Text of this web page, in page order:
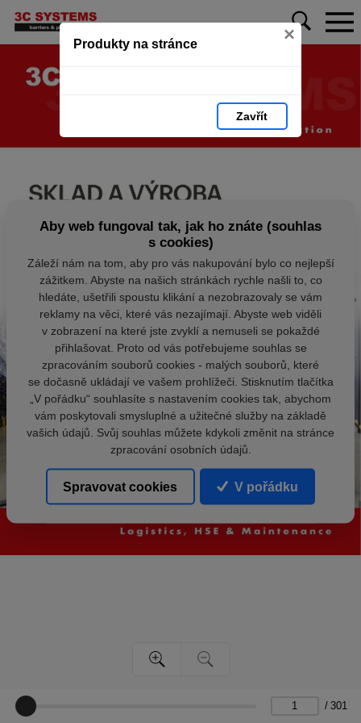
Produkty na stránce ×
Zavřít
/ 301
Aby web fungoval tak, jak ho znáte (souhlas
s cookies)
Záleží nám na tom, aby pro vás nakupování bylo co nejlepší
zážitkem. Abyste na našich stránkách rychle našli to, co
hledáte, ušetřili spoustu klikání a nezobrazovaly se vám
reklamy na věci, které vás nezajímají. Abyste web viděli
v zobrazení na které jste zvyklí a nemuseli se pokaždé
přihlašovat. Proto od vás potřebujeme souhlas se
zpracováním souborů cookies - malých souborů, které
se dočasně ukládají ve vašem prohlížeči. Stisknutím tlačítka
„V pořádku“ souhlasíte s nastavením cookies tak, abychom
vám poskytovali smysluplné a užitečné služby na základě
vašich údajů. Svůj souhlas můžete kdykoli změnit na stránce
zpracování osobních údajů.
Spravovat cookies V pořádku